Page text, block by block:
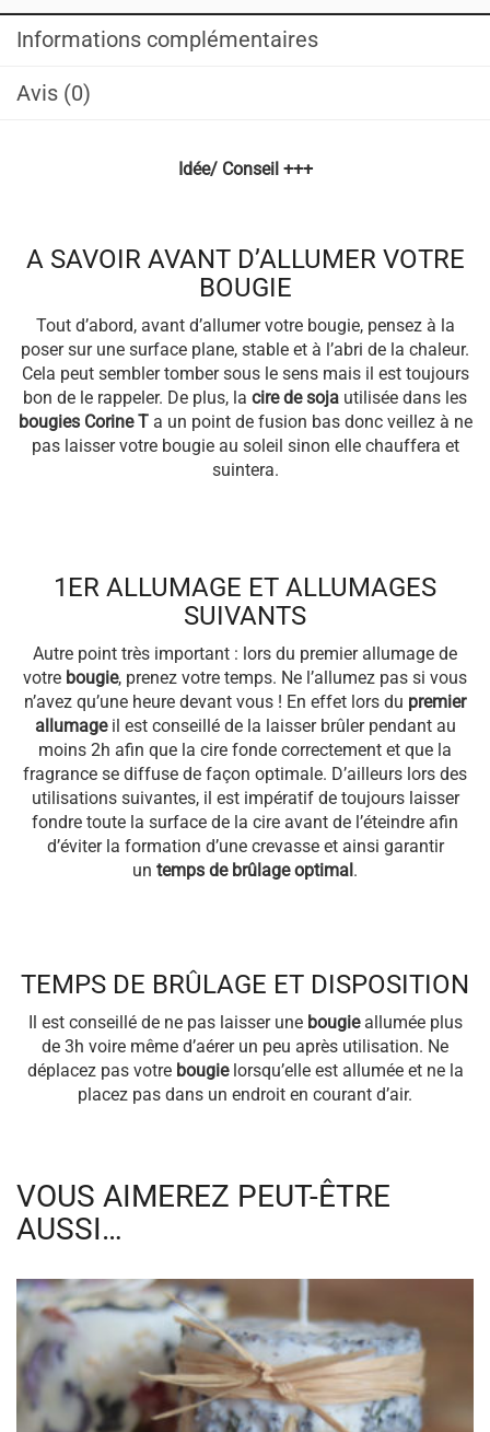
Informations complémentaires
Avis (0)
Idée/ Conseil +++
A SAVOIR AVANT D’ALLUMER VOTRE
BOUGIE
Tout d’abord, avant d’allumer votre bougie, pensez à la
poser sur une surface plane, stable et à l’abri de la chaleur.
Cela peut sembler tomber sous le sens mais il est toujours
bon de le rappeler. De plus, la cire de soja utilisée dans les
bougies Corine Ta un point de fusion bas donc veillez à ne
pas laisser votre bougie au soleil sinon elle chauffera et
suintera.
1ER ALLUMAGE ET ALLUMAGES
SUIVANTS
Autre point très important : lors du premier allumage de
votre bougie, prenez votre temps. Ne l’allumez pas si vous
n’avez qu’une heure devant vous ! En effet lors du premier
allumageil est conseillé de la laisser brûler pendant au
moins 2h afin que la cire fonde correctement et que la
fragrance se diffuse de façon optimale. D’ailleurs lors des
utilisations suivantes, il est impératif de toujours laisser
fondre toute la surface de la cire avant de l’éteindre afin
d’éviter la formation d’une crevasse et ainsi garantir
un temps de brûlage optimal.
TEMPS DE BRÛLAGE ET DISPOSITION
Il est conseillé de ne pas laisser une bougieallumée plus
de 3h voire même d’aérer un peu après utilisation. Ne
déplacez pas votre bougielorsqu’elle est allumée et ne la
placez pas dans un endroit en courant d’air.
VOUS AIMEREZ PEUT-ÊTRE
AUSSI…